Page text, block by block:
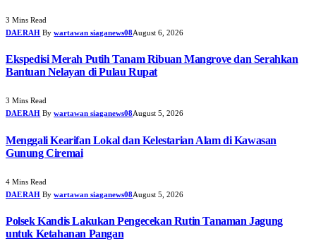
3 Mins Read
DAERAH By wartawan siaganews08August 6, 2026
Ekspedisi Merah Putih Tanam Ribuan Mangrove dan Serahkan
Bantuan Nelayan di Pulau Rupat
3 Mins Read
DAERAH By wartawan siaganews08August 5, 2026
Menggali Kearifan Lokal dan Kelestarian Alam di Kawasan
Gunung Ciremai
4 Mins Read
DAERAH By wartawan siaganews08August 5, 2026
Polsek Kandis Lakukan Pengecekan Rutin Tanaman Jagung
untuk Ketahanan Pangan